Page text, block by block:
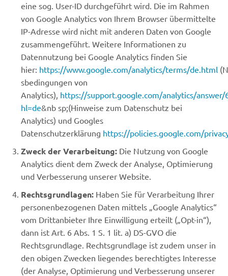
eine sog. User-ID durchgeführt wird. Die im Rahmen
von Google Analytics von Ihrem Browser übermittelte
IP-Adresse wird nicht mit anderen Daten von Google
zusammengeführt. Weitere Informationen zu
Datennutzung bei Google Analytics finden Sie
hier: https://www.google.com/analytics/terms/de.html
sbedingungen von
Analytics), https://support.google.com/analytics/answer/
hl=de&nb sp;(Hinweise zum Datenschutz bei
Analytics) und Googles
Datenschutzerklärung https://policies.google.com/
Zweck der Verarbeitung:Die Nutzung von Google
Analytics dient dem Zweck der Analyse, Optimierung
und Verbesserung unserer Website.
Rechtsgrundlagen:Haben Sie für Verarbeitung Ihrer
personenbezogenen Daten mittels „Google Analytics“
vom Drittanbieter Ihre Einwilligung erteilt („Opt-in“),
dann ist Art. 6 Abs. 1 S. 1 lit. a) DS-GVO die
Rechtsgrundlage. Rechtsgrundlage ist zudem unser in
den obigen Zwecken liegendes berechtigtes Interesse
(der Analyse, Optimierung und Verbesserung unserer